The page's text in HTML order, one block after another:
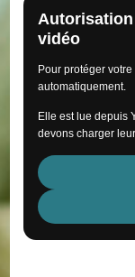
vidéo
Pour protéger
automatiquement.
Elle est lue depuis
devons charger